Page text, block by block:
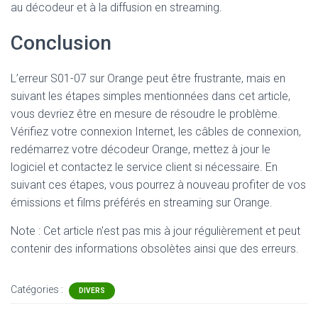
au décodeur et à la diffusion en streaming.
Conclusion
L’erreur S01-07 sur Orange peut être frustrante, mais en
suivant les étapes simples mentionnées dans cet article,
vous devriez être en mesure de résoudre le problème.
Vérifiez votre connexion Internet, les câbles de connexion,
redémarrez votre décodeur Orange, mettez à jour le
logiciel et contactez le service client si nécessaire. En
suivant ces étapes, vous pourrez à nouveau profiter de vos
émissions et films préférés en streaming sur Orange.
Note : Cet article n'est pas mis à jour régulièrement et peut
contenir des informations obsolètes ainsi que des erreurs.
Catégories : DIVERS